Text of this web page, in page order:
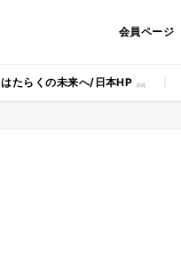
会員ページ
はたらくの未来へ/日本HP